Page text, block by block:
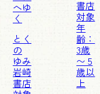
へゆ
く
とく
の
ゆみ
岩崎
書店
書店
対象
年
齢：
3歳
〜 5
歳以
上